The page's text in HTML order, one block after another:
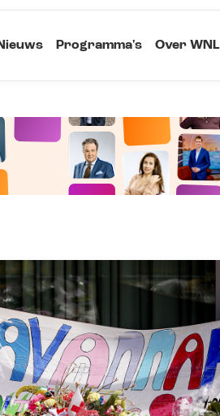
Programma's Over WNL